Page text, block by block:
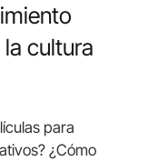
cultura
para
¿Cómo